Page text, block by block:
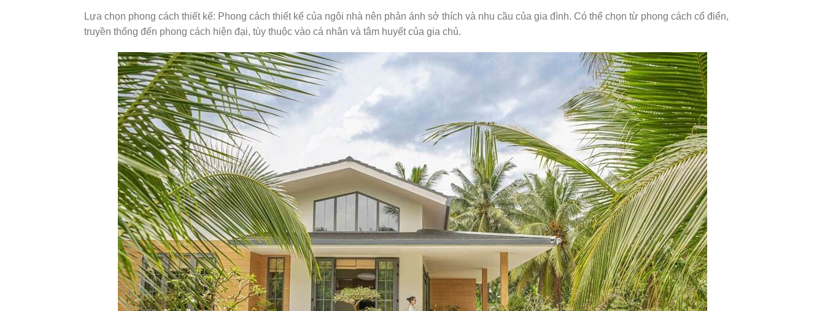
Lựa chọn phong cách thiết kế: Phong cách thiết kế của ngôi nhà nên phản ánh sở thích và nhu cầu của gia đình. Có thể chọn từ phong cách cổ điển,
truyền thống đến phong cách hiện đại, tùy thuộc vào cá nhân và tâm huyết của gia chủ.